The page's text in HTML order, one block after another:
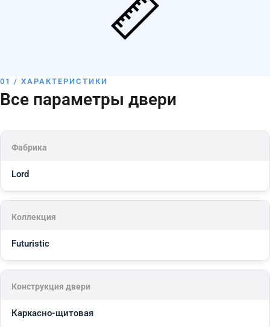
01 / ХАРАКТЕРИСТИКИ
Все параметры двери
Фабрика
Lord
Коллекция
Futuristic
Конструкция двери
Каркасно-щитовая